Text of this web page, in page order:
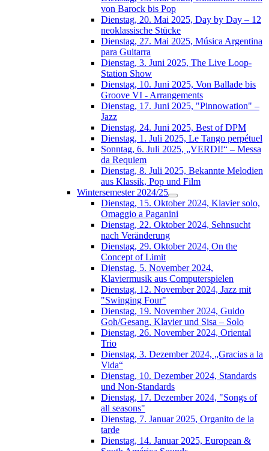
von Barock bis Pop
Dienstag, 20. Mai 2025, Day by Day – 12
neoklassische Stücke
Dienstag, 27. Mai 2025, Música Argentina
para Guitarra
Dienstag, 3. Juni 2025, The Live Loop-
Station Show
Dienstag, 10. Juni 2025, Von Ballade bis
Groove VI - Arrangements
Dienstag, 17. Juni 2025, "Pinnowation" –
Jazz
Dienstag, 24. Juni 2025, Best of DPM
Dienstag, 1. Juli 2025, Le Tango perpétuel
Sonntag, 6. Juli 2025, „VERDI!“ – Messa
da Requiem
Dienstag, 8. Juli 2025, Bekannte Melodien
aus Klassik, Pop und Film
Wintersemester 2024/25
Dienstag, 15. Oktober 2024, Klavier solo,
Omaggio a Paganini
Dienstag, 22. Oktober 2024, Sehnsucht
nach Veränderung
Dienstag, 29. Oktober 2024, On the
Concept of Limit
Dienstag, 5. November 2024,
Klaviermusik aus Computerspielen
Dienstag, 12. November 2024, Jazz mit
"Swinging Four"
Dienstag, 19. November 2024, Guido
Goh/Gesang, Klavier und Sisa – Solo
Dienstag, 26. November 2024, Oriental
Trio
Dienstag, 3. Dezember 2024, „Gracias a la
Vida“
Dienstag, 10. Dezember 2024, Standards
und Non-Standards
Dienstag, 17. Dezember 2024, "Songs of
all seasons"
Dienstag, 7. Januar 2025, Organito de la
tarde
Dienstag, 14. Januar 2025, European &